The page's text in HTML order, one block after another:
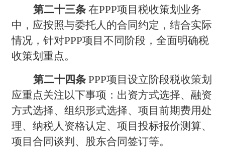
第二十三条在PPP项目税收策划业务
中，应按照与委托人的合同约定，结合实际
情况，针对PPP项目不同阶段，全面明确税
收策划重点。
第二十四条PPP项目设立阶段税收策划
应重点关注以下事项：出资方式选择、融资
方式选择、组织形式选择、项目前期费用处
理、纳税人资格认定、项目投标报价测算、
项目合同谈判、股东合同签订等。